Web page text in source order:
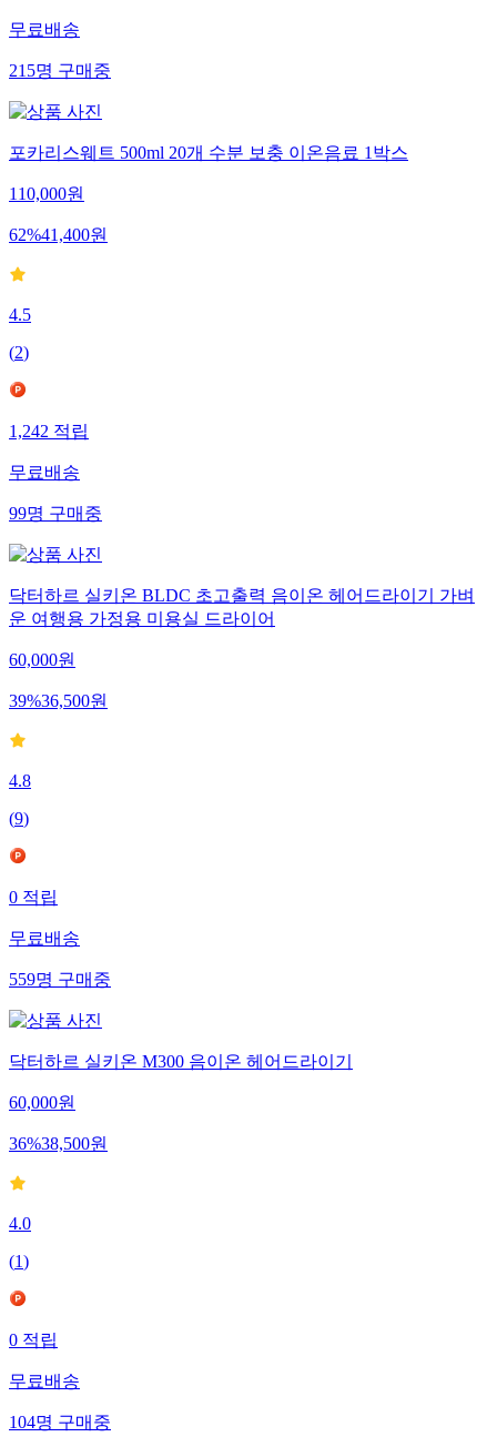
무료배송
215명 구매중
포카리스웨트 500ml 20개 수분 보충 이온음료 1박스
110,000원
62%41,400원
4.5
(2)
1,242 적립
무료배송
99명 구매중
닥터하르 실키온 BLDC 초고출력 음이온 헤어드라이기 가벼
운 여행용 가정용 미용실 드라이어
60,000원
39%36,500원
4.8
(9)
0 적립
무료배송
559명 구매중
닥터하르 실키온 M300 음이온 헤어드라이기
60,000원
36%38,500원
4.0
(1)
0 적립
무료배송
104명 구매중